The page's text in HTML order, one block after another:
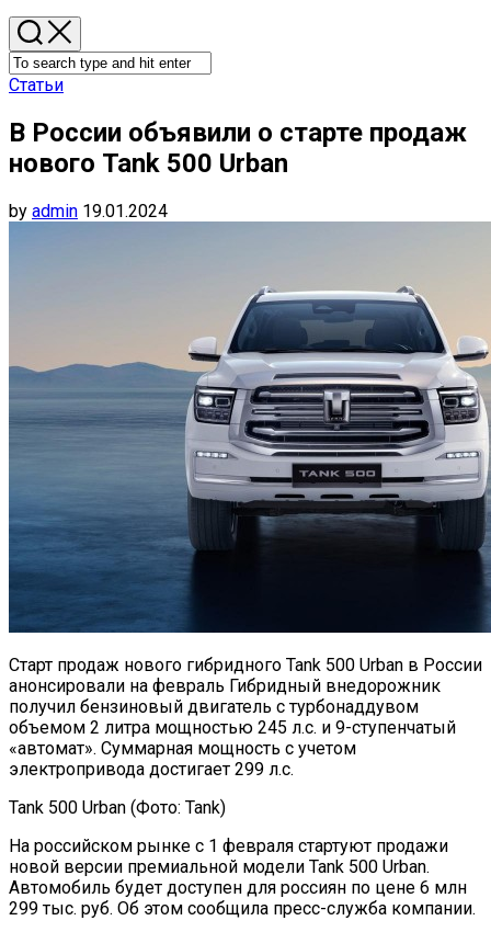
Статьи
В России объявили о старте продаж
нового Tank 500 Urban
by admin 19.01.2024
Старт продаж нового гибридного Tank 500 Urban в России
анонсировали на февраль Гибридный внедорожник
получил бензиновый двигатель с турбонаддувом
объемом 2 литра мощностью 245 л.с. и 9-ступенчатый
«автомат». Суммарная мощность с учетом
электропривода достигает 299 л.с.
Tank 500 Urban (Фото: Tank)
На российском рынке с 1 февраля стартуют продажи
новой версии премиальной модели Tank 500 Urban.
Автомобиль будет доступен для россиян по цене 6 млн
299 тыс. руб. Об этом сообщила пресс-служба компании.